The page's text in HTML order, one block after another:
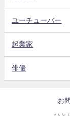
ユーチューバー
起業家
俳優
お